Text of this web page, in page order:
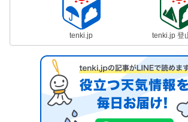
tenki.jp tenki.jp 登